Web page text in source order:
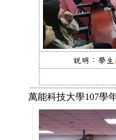
萬能科技大學107學